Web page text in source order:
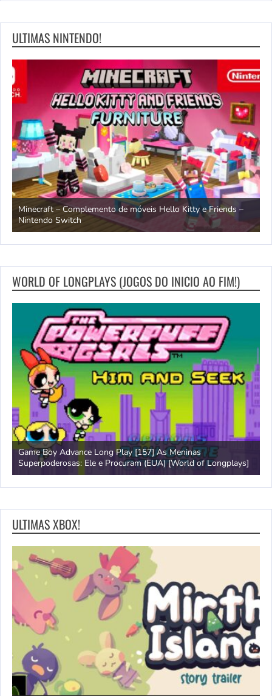
ULTIMAS NINTENDO!
Minecraft – Complemento de móveis Hello Kitty e Friends –
Nintendo Switch
WORLD OF LONGPLAYS (JOGOS DO INICIO AO FIM!)
Game Boy Advance Long Play [157] As Meninas
Superpoderosas: Ele e Procuram (EUA) [World of Longplays]
ULTIMAS XBOX!